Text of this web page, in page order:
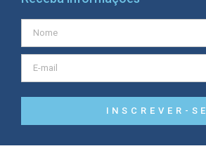
INSCREVER-SE